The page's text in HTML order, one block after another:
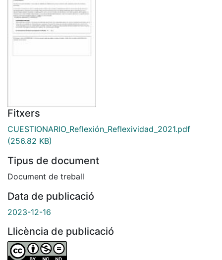
Fitxers
CUESTIONARIO_Reflexión_Reflexividad_2021.pdf
(256.82 KB)
Tipus de document
Document de treball
Data de publicació
2023-12-16
Llicència de publicació